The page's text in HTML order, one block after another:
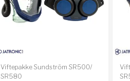
Viftepakke Sundström SR500/
SR580